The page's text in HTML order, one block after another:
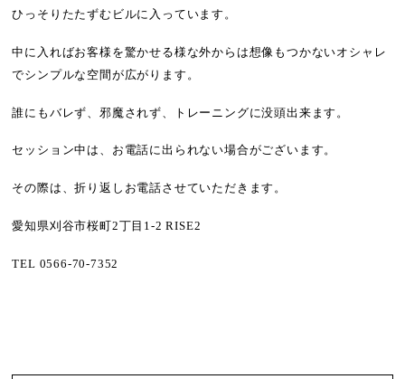
ひっそりたたずむビルに入っています。
中に入ればお客様を驚かせる様な外からは想像もつかないオシャレ
でシンプルな空間が広がります。
誰にもバレず、邪魔されず、トレーニングに没頭出来ます。
セッション中は、お電話に出られない場合がございます。
その際は、折り返しお電話させていただきます。
愛知県刈谷市桜町2丁目1-2 RISE2
TEL 0566-70-7352